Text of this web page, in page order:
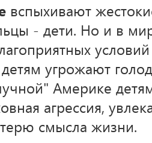
вспыхивают
- дети. Но и в
условий
угрожают
Америке
агрессия,
смысла жизни.